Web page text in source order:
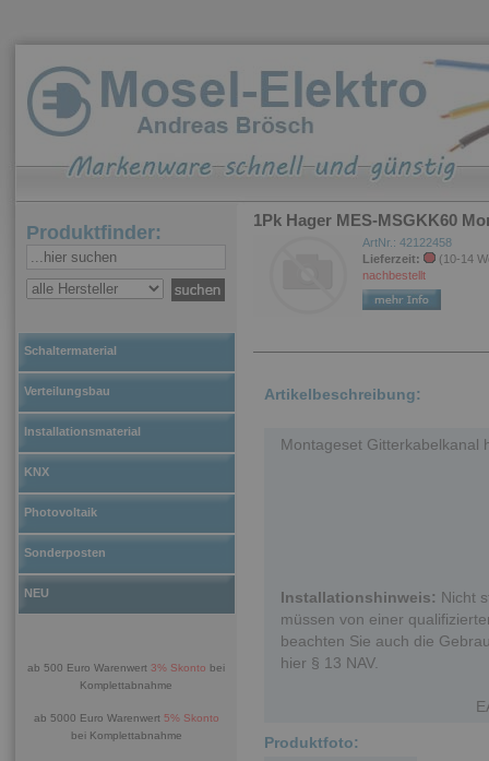
Produktfinder:
Schaltermaterial
Verteilungsbau
Installationsmaterial
KNX
Photovoltaik
Sonderposten
NEU
ab 500 Euro Warenwert 3% Skonto bei
Komplettabnahme
ab 5000 Euro Warenwert 5% Skonto
bei Komplettabnahme
1Pk Hager MES-MSGKK60
ArtNr.: 42122458
Lieferzeit:
(10-14
nachbestellt
Artikelbeschreibung:
Montageset Gitterkabelkanal
Installationshinweis: Nicht
müssen von einer
beachten Sie auch die
hier § 13 NAV.
Produktfoto: